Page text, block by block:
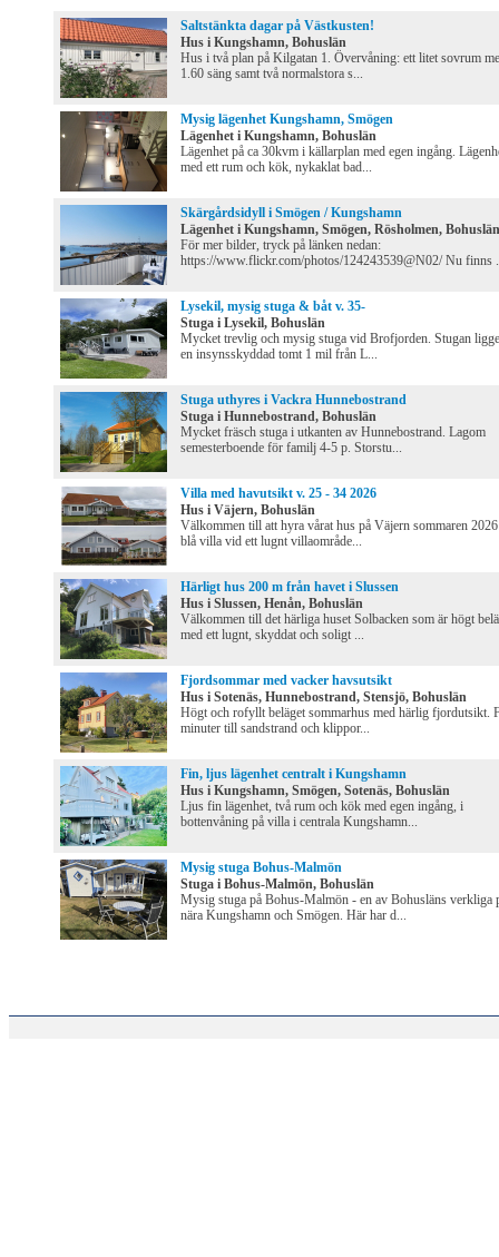
Saltstänkta dagar på Västkusten!
Hus i Kungshamn, Bohuslän
Hus i två plan på Kilgatan 1. Övervåning: ett litet sovrum
1.60 säng samt två normalstora s...
Mysig lägenhet Kungshamn, Smögen
Lägenhet i Kungshamn, Bohuslän
Lägenhet på ca 30kvm i källarplan med egen ingång.
med ett rum och kök, nykaklat bad...
Skärgårdsidyll i Smögen / Kungshamn
Lägenhet i Kungshamn, Smögen, Rösholmen, Bohuslän
För mer bilder, tryck på länken nedan:
https://www.flickr.com/photos/124243539@N02/ Nu finns
Lysekil, mysig stuga & båt v. 35-
Stuga i Lysekil, Bohuslän
Mycket trevlig och mysig stuga vid Brofjorden. Stugan
en insynsskyddad tomt 1 mil från L...
Stuga uthyres i Vackra Hunnebostrand
Stuga i Hunnebostrand, Bohuslän
Mycket fräsch stuga i utkanten av Hunnebostrand. Lagom
semesterboende för familj 4-5 p. Storstu...
Villa med havutsikt v. 25 - 34 2026
Hus i Väjern, Bohuslän
Välkommen till att hyra vårat hus på Väjern sommaren
blå villa vid ett lugnt villaområde...
Härligt hus 200 m från havet i Slussen
Hus i Slussen, Henån, Bohuslän
Välkommen till det härliga huset Solbacken som är högt
med ett lugnt, skyddat och soligt ...
Fjordsommar med vacker havsutsikt
Hus i Sotenäs, Hunnebostrand, Stensjö, Bohuslän
Högt och rofyllt beläget sommarhus med härlig fjordutsikt.
minuter till sandstrand och klippor...
Fin, ljus lägenhet centralt i Kungshamn
Hus i Kungshamn, Smögen, Sotenäs, Bohuslän
Ljus fin lägenhet, två rum och kök med egen ingång, i
bottenvåning på villa i centrala Kungshamn...
Mysig stuga Bohus-Malmön
Stuga i Bohus-Malmön, Bohuslän
Mysig stuga på Bohus-Malmön - en av Bohusläns verkliga
nära Kungshamn och Smögen. Här har d...